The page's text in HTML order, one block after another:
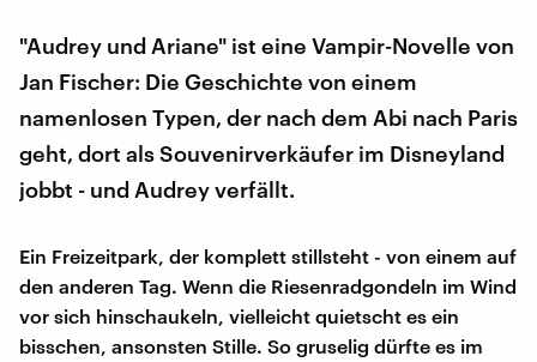
"Audrey und Ariane" ist eine Vampir-Novelle von
Jan Fischer: Die Geschichte von einem
namenlosen Typen, der nach dem Abi nach Paris
geht, dort als Souvenirverkäufer im Disneyland
jobbt - und Audrey verfällt.
Ein Freizeitpark, der komplett stillsteht - von einem auf
den anderen Tag. Wenn die Riesenradgondeln im Wind
vor sich hinschaukeln, vielleicht quietscht es ein
bisschen, ansonsten Stille. So gruselig dürfte es im